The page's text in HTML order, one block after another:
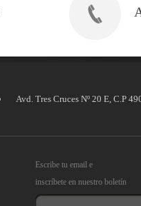
Avd. Tres Cruces Nº 20 E, C.P
Escribe tu email e
inscríbete en nuestro boletín